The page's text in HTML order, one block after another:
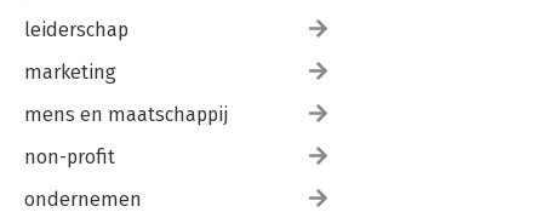
leiderschap
marketing
mens en maatschappij
non-profit
ondernemen